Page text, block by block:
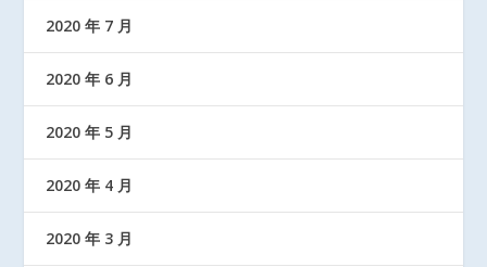
2020 年 7 月
2020 年 6 月
2020 年 5 月
2020 年 4 月
2020 年 3 月